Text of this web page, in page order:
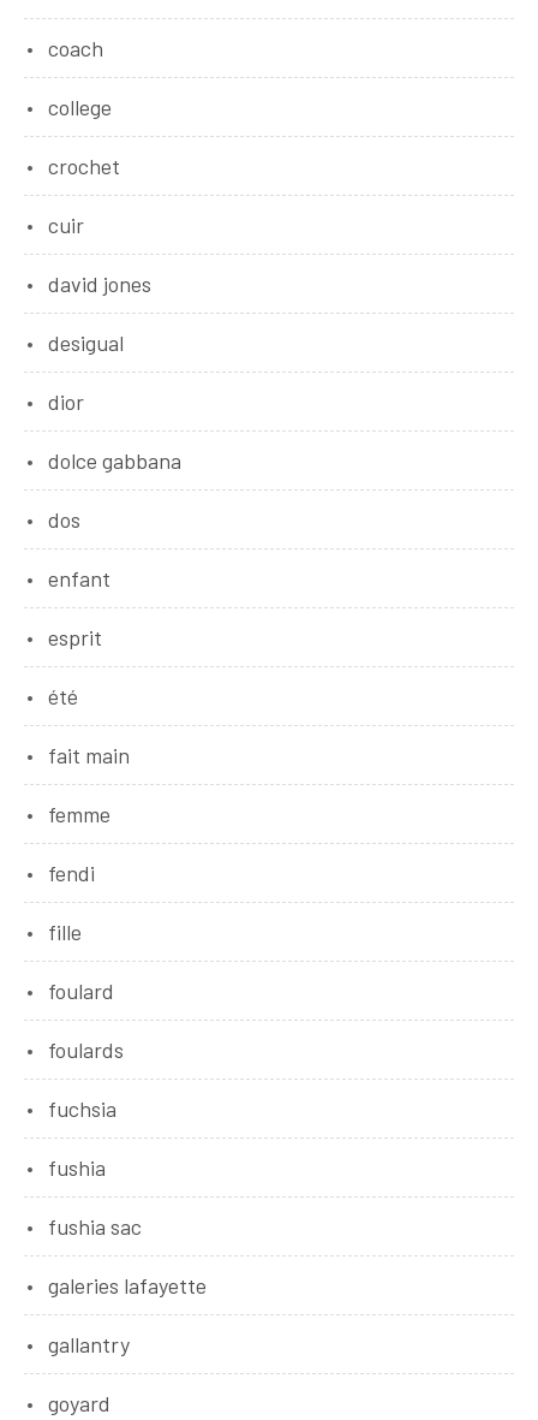
coach
college
crochet
cuir
david jones
desigual
dior
dolce gabbana
dos
enfant
esprit
été
fait main
femme
fendi
fille
foulard
foulards
fuchsia
fushia
fushia sac
galeries lafayette
gallantry
goyard